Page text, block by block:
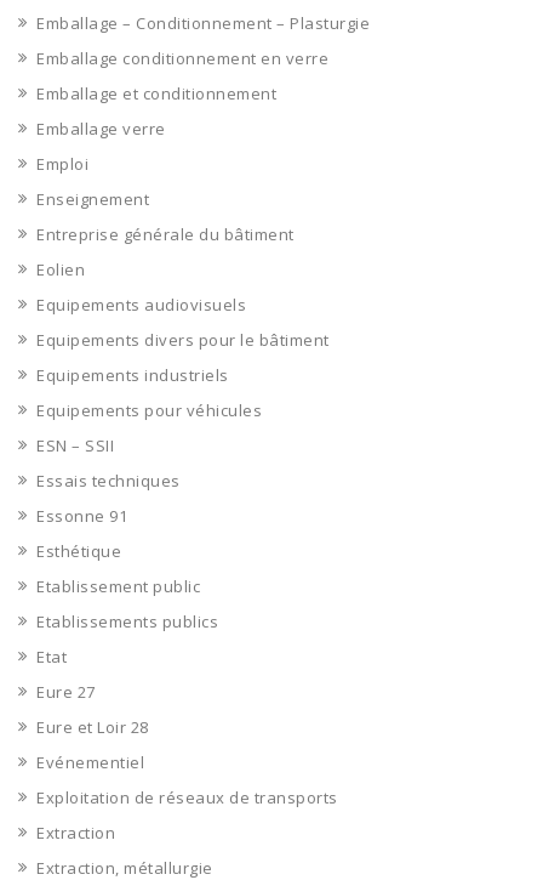
Emballage – Conditionnement – Plasturgie
Emballage conditionnement en verre
Emballage et conditionnement
Emballage verre
Emploi
Enseignement
Entreprise générale du bâtiment
Eolien
Equipements audiovisuels
Equipements divers pour le bâtiment
Equipements industriels
Equipements pour véhicules
ESN – SSII
Essais techniques
Essonne 91
Esthétique
Etablissement public
Etablissements publics
Etat
Eure 27
Eure et Loir 28
Evénementiel
Exploitation de réseaux de transports
Extraction
Extraction, métallurgie